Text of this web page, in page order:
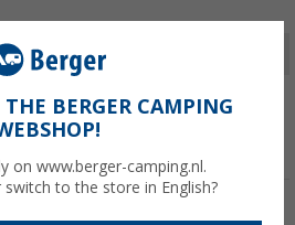
WEERGEVEN
BERGER CAMPING
on www.berger-camping.nl.
to the store in English?